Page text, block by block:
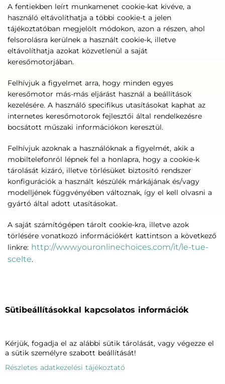
A fentiekben leírt munkamenet cookie-kat kivéve, a
használó eltávolíthatja a többi cookie-t a jelen
tájékoztatóban megjelölt módokon, azon a részen, ahol
felsorolásra kerülnek a használt cookie-k, illetve
eltávolíthatja azokat közvetlenül a saját
keresőmotorjában.
Felhívjuk a figyelmet arra, hogy minden egyes
keresőmotor más-más eljárást használ a beállítások
kezelésére. A használó specifikus utasításokat kaphat az
internetes keresőmotorok fejlesztői által rendelkezésre
bocsátott műszaki információkon keresztül.
Felhívjuk azoknak a használóknak a figyelmét, akik a
mobiltelefonról lépnek fel a honlapra, hogy a cookie-k
tárolását kizáró, illetve törlésüket biztosító rendszer
konfigurációk a használt készülék márkájának és/vagy
modelljének függvényében változnak, így el kell olvasni a
gyártó által adott utasításokat.
A saját számítógépen tárolt cookie-kra, illetve azok
törlésére vonatkozó információkért kattintson a következő
linkre: http://www.youronlinechoices.com/it/le-tue-
scelte.
Az érintett fél a következő e-mail
címre:info@vagheggi.hu, az adatkezelőnek elküldött
levél révén bármikor érvényesítheti az őt megillető
Sütibeállításokkal kapcsolatos információk
Kérjük, fogadja el az alábbi sütik tárolását, vagy végezze el
a sütik személyre szabott beállítását!
Részletes adatkezelési tájékoztató